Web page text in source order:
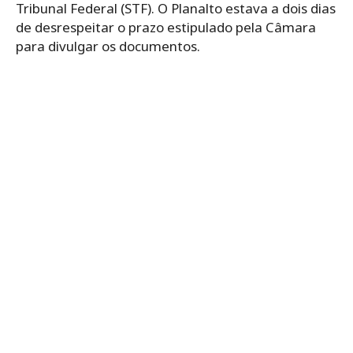
Tribunal Federal (STF). O Planalto estava a dois dias
de desrespeitar o prazo estipulado pela Câmara
para divulgar os documentos.